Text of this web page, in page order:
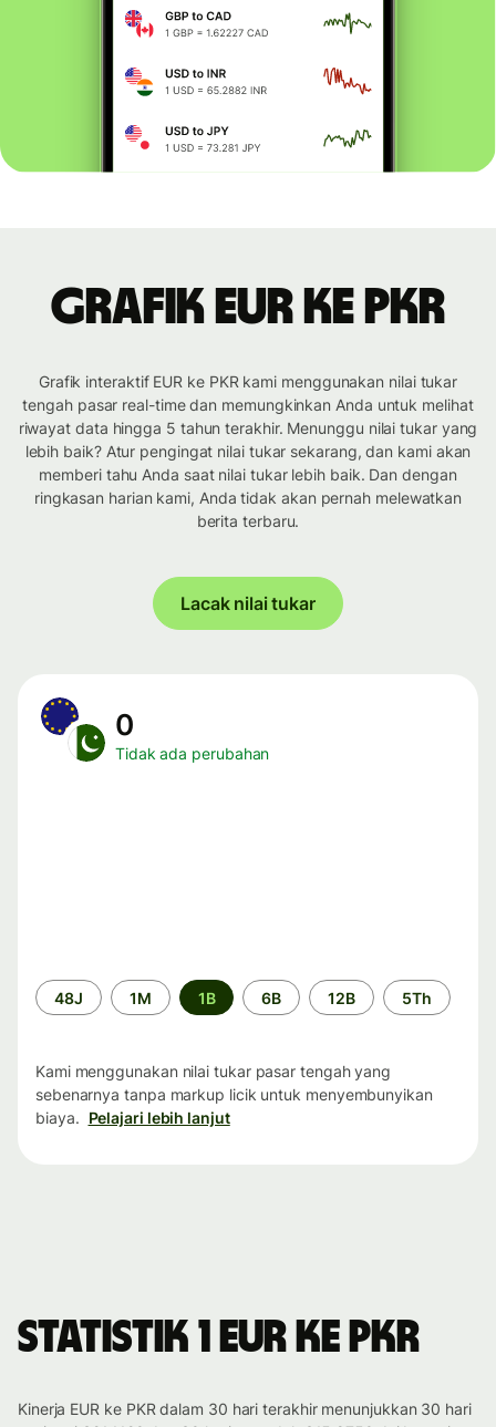
Grafik EUR ke PKR
Grafik interaktif EUR ke PKR kami menggunakan nilai tukar
tengah pasar real-time dan memungkinkan Anda untuk melihat
riwayat data hingga 5 tahun terakhir. Menunggu nilai tukar yang
lebih baik? Atur pengingat nilai tukar sekarang, dan kami akan
memberi tahu Anda saat nilai tukar lebih baik. Dan dengan
ringkasan harian kami, Anda tidak akan pernah melewatkan
berita terbaru.
Lacak nilai tukar
0
Tidak ada perubahan
Periode
waktu
48J 1M 1B 6B 12B 5Th
Kami menggunakan nilai tukar pasar tengah yang
sebenarnya tanpa markup licik untuk menyembunyikan
biaya. Pelajari lebih lanjut
Statistik 1 EUR ke PKR
Kinerja EUR ke PKR dalam 30 hari terakhir menunjukkan 30 hari